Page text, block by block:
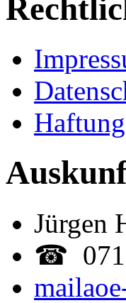
Jürgen
☎
mail